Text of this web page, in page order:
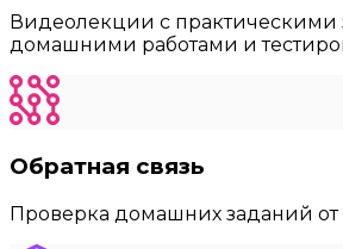
Видеолекции с практическими
домашними работами и
Обратная связь
Проверка домашних заданий от